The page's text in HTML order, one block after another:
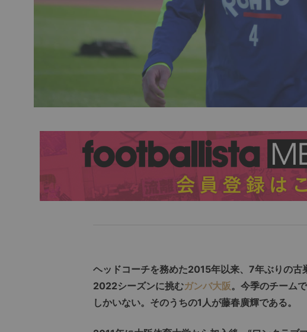
ヘッドコーチを務めた2015年以来、7年ぶりの
2022シーズンに挑むガンバ大阪。今季のチーム
しかいない。そのうちの1人が藤春廣輝である。